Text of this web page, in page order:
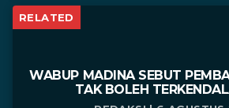
RELATED
WABUP MADINA SEBUT
TAK BOLEH